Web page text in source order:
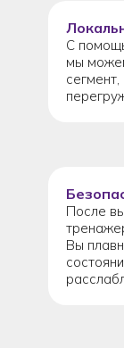
С
мы
После
Вы